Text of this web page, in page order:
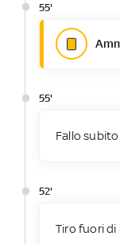
55'
55'
Fallo
52'
Tiro fuori di